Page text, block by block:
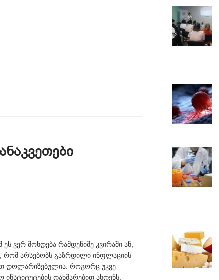
ვერ მოხდება რამდენიმე კვირაში ან,
რომ არსებობს გაზრდილი ინფლაციის
დოლარიზებულია. როგორც უკვე
დახმარებით ახდენს,